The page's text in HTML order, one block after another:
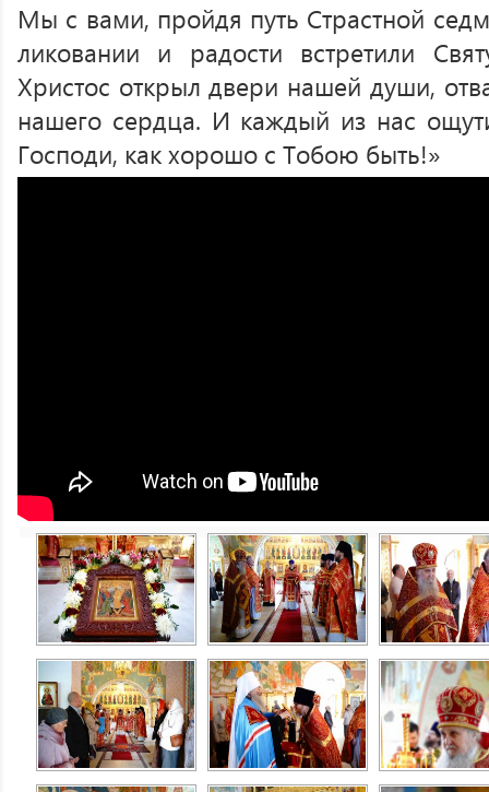
Мы с вами, пройдя путь Страстной
ликовании и радости встретили
Христос открыл двери нашей души,
нашего сердца. И каждый из нас
Господи, как хорошо с Тобою быть!»